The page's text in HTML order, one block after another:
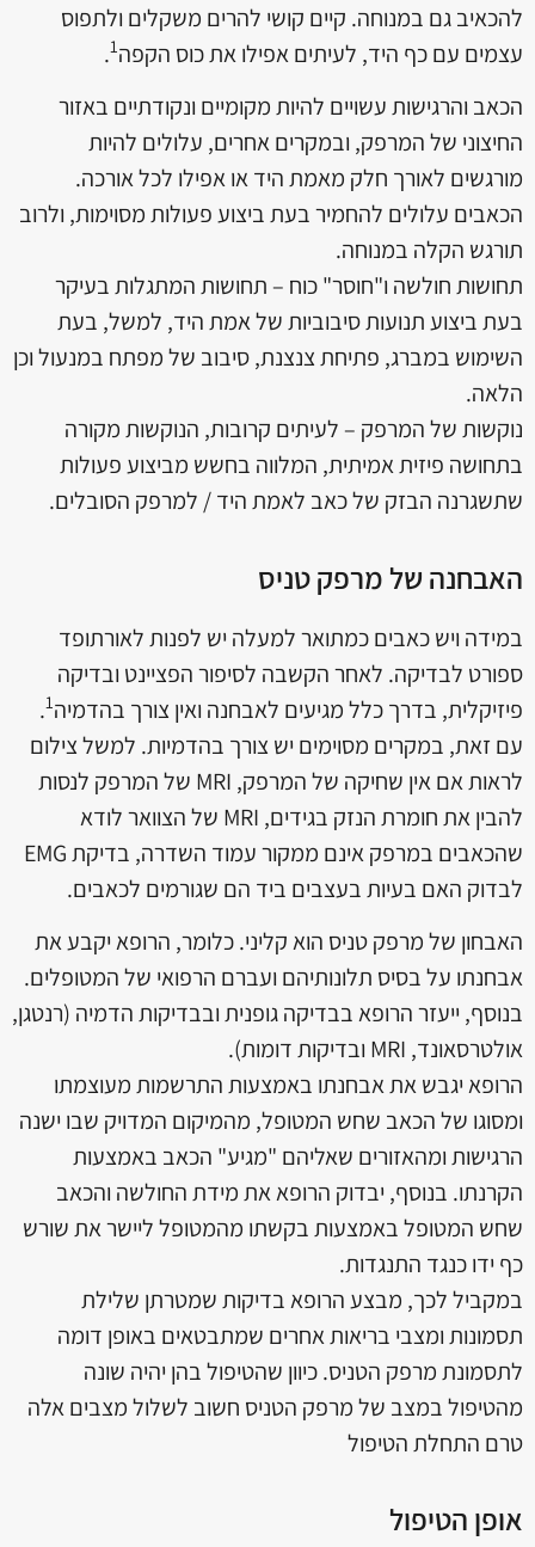
להכאיב גם במנוחה. קיים קושי להרים משקלים ולתפוס
עצמים עם כף היד, לעיתים אפילו את כוס הקפה1
.
הכאב והרגישות עשויים להיות מקומיים ונקודתיים באזור
החיצוני של המרפק, ובמקרים אחרים, עלולים להיות
מורגשים לאורך חלק מאמת היד או אפילו לכל אורכה.
הכאבים עלולים להחמיר בעת ביצוע פעולות מסוימות, ולרוב
תורגש הקלה במנוחה.
תחושות חולשה ו"חוסר" כוח – תחושות המתגלות בעיקר
בעת ביצוע תנועות סיבוביות של אמת היד, למשל, בעת
השימוש במברג, פתיחת צנצנת, סיבוב של מפתח במנעול וכן
הלאה.
נוקשות של המרפק – לעיתים קרובות, הנוקשות מקורה
בתחושה פיזית אמיתית, המלווה בחשש מביצוע פעולות
שתשגרנה הבזק של כאב לאמת היד / למרפק הסובלים.
האבחנה של מרפק טניס
במידה ויש כאבים כמתואר למעלה יש לפנות לאורתופד
ספורט לבדיקה. לאחר הקשבה לסיפור הפציינט ובדיקה
פיזיקלית, בדרך כלל מגיעים לאבחנה ואין צורך בהדמיה1
.
עם זאת, במקרים מסוימים יש צורך בהדמיות. למשל צילום
לראות אם אין שחיקה של המרפק, MRI של המרפק לנסות
להבין את חומרת הנזק בגידים, MRI של הצוואר לודא
שהכאבים במרפק אינם ממקור עמוד השדרה, בדיקת EMG
לבדוק האם בעיות בעצבים ביד הם שגורמים לכאבים.
האבחון של מרפק טניס הוא קליני. כלומר, הרופא יקבע את
אבחנתו על בסיס תלונותיהם ועברם הרפואי של המטופלים.
בנוסף, ייעזר הרופא בבדיקה גופנית ובבדיקות הדמיה (רנטגן,
אולטרסאונד, MRI ובדיקות דומות).
הרופא יגבש את אבחנתו באמצעות התרשמות מעוצמתו
ומסוגו של הכאב שחש המטופל, מהמיקום המדויק שבו ישנה
הרגישות ומהאזורים שאליהם "מגיע" הכאב באמצעות
הקרנתו. בנוסף, יבדוק הרופא את מידת החולשה והכאב
שחש המטופל באמצעות בקשתו מהמטופל ליישר את שורש
כף ידו כנגד התנגדות.
במקביל לכך, מבצע הרופא בדיקות שמטרתן שלילת
תסמונות ומצבי בריאות אחרים שמתבטאים באופן דומה
לתסמונת מרפק הטניס. כיוון שהטיפול בהן יהיה שונה
מהטיפול במצב של מרפק הטניס חשוב לשלול מצבים אלה
טרם התחלת הטיפול
אופן הטיפול